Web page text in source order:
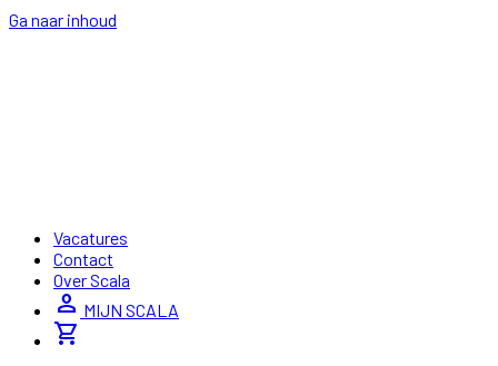
Ga naar inhoud
Vacatures
Contact
Over Scala
person MIJN SCALA
shopping_cart